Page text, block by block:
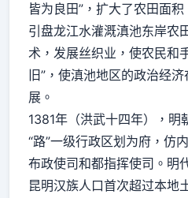
皆为良田”，扩大了农田面
引盘龙江水灌溉滇池东岸农
术，发展丝织业，使农民和
旧”，使滇池地区的政治经
展。
1381年（洪武十四年），明
“路”一级行政区划为府，仿
布政使司和都指挥使司。明
昆明汉族人口首次超过本地